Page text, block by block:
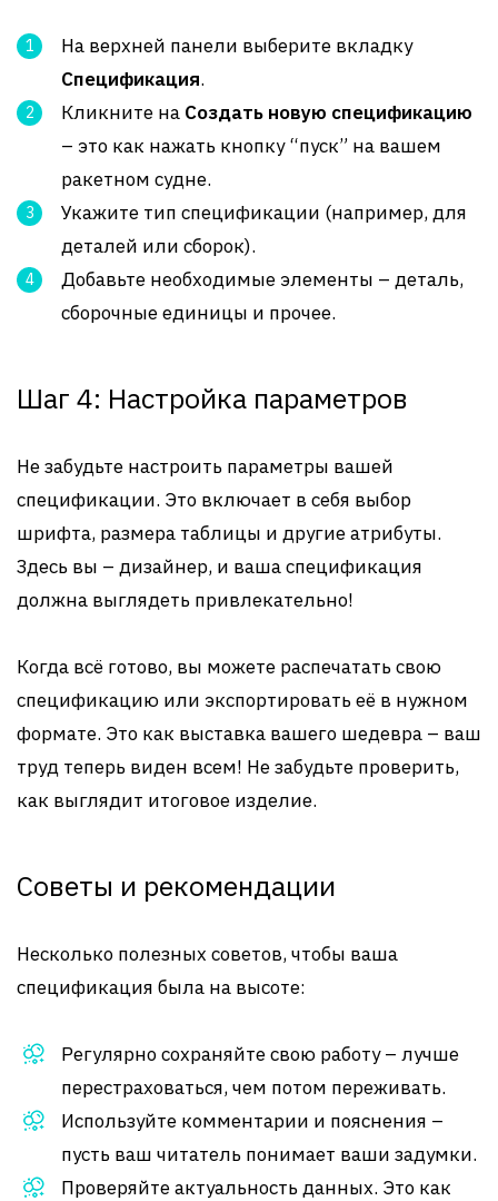
На верхней панели выберите вкладку
Спецификация.
Кликните на Создать новую спецификацию
– это как нажать кнопку “пуск” на вашем
ракетном судне.
Укажите тип спецификации (например, для
деталей или сборок).
Добавьте необходимые элементы – деталь,
сборочные единицы и прочее.
Шаг 4: Настройка параметров
Не забудьте настроить параметры вашей
спецификации. Это включает в себя выбор
шрифта, размера таблицы и другие атрибуты.
Здесь вы – дизайнер, и ваша спецификация
должна выглядеть привлекательно!
Когда всё готово, вы можете распечатать свою
спецификацию или экспортировать её в нужном
формате. Это как выставка вашего шедевра – ваш
труд теперь виден всем! Не забудьте проверить,
как выглядит итоговое изделие.
Советы и рекомендации
Несколько полезных советов, чтобы ваша
спецификация была на высоте:
Регулярно сохраняйте свою работу – лучше
перестраховаться, чем потом переживать.
Используйте комментарии и пояснения –
пусть ваш читатель понимает ваши задумки.
Проверяйте актуальность данных. Это как